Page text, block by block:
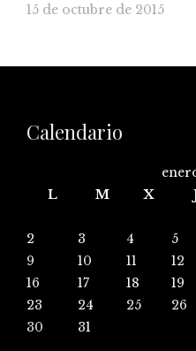
15 de octubre de 2015
Calendario
L
M X
2
3 4 5
9
10 11 12
16
17 18 19
23
24 25 26
30
31